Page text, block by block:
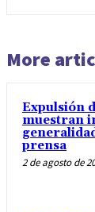
More
Expulsión
muestran
prensa
2 de agosto de